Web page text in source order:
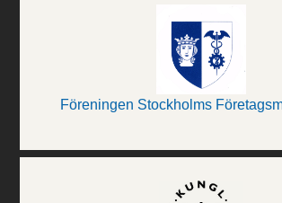
Föreningen Stockholms